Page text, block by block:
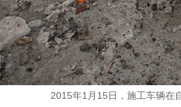
2015年1月15日，施工车辆在自